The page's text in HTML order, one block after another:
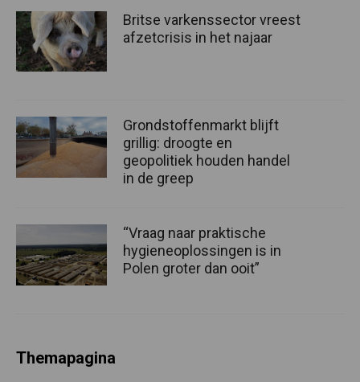
Britse varkenssector vreest
afzetcrisis in het najaar
Grondstoffenmarkt blijft
grillig: droogte en
geopolitiek houden handel
in de greep
“Vraag naar praktische
hygieneoplossingen is in
Polen groter dan ooit”
Themapagina